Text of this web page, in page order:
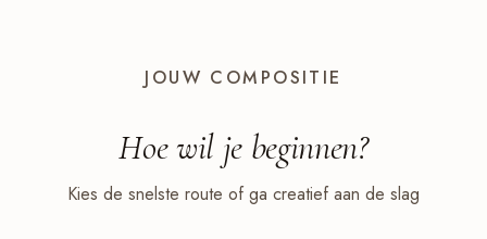
JOUW COMPOSITIE
Hoe wil je beginnen?
Kies de snelste route of ga creatief aan de slag